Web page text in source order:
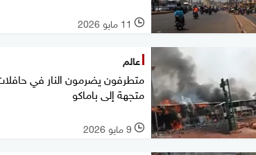
l 11 مايو 2026
عالم
متطرفون يضرمون النار في
متجهة إلى باماكو
l 9 مايو 2026